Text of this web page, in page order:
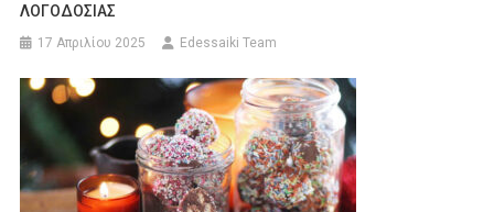
ΛΟΓΟΔΟΣΙΑΣ
17 Απριλίου 2025 Edessaiki Team